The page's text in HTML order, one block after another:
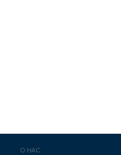
О НАС